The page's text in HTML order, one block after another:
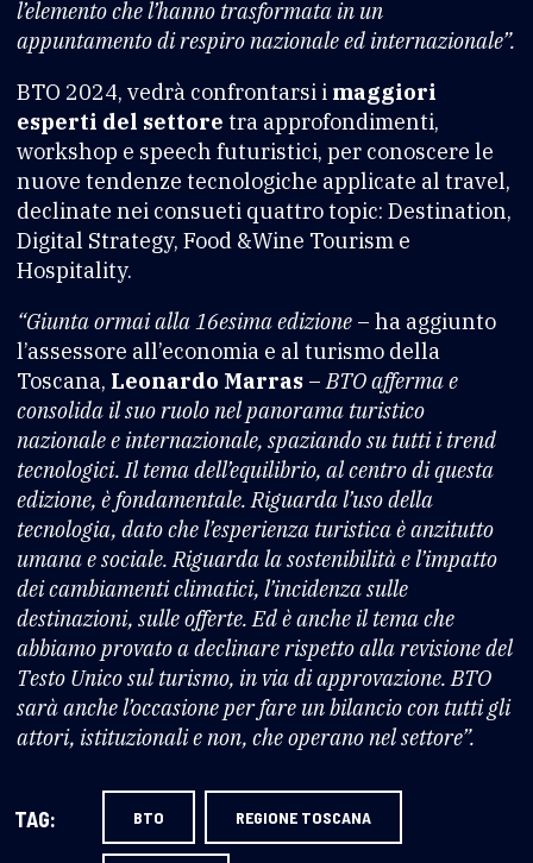
l’elemento che l’hanno trasformata in un
appuntamento di respiro nazionale ed internazionale”.
BTO 2024, vedrà confrontarsi i maggiori
esperti del settore tra approfondimenti,
workshop e speech futuristici, per conoscere le
nuove tendenze tecnologiche applicate al travel,
declinate nei consueti quattro topic: Destination,
Digital Strategy, Food &Wine Tourism e
Hospitality.
“Giunta ormai alla 16esima edizione – ha aggiunto
l’assessore all’economia e al turismo della
Toscana, Leonardo Marras –BTO afferma e
consolida il suo ruolo nel panorama turistico
nazionale e internazionale, spaziando su tutti i trend
tecnologici. Il tema dell’equilibrio, al centro di questa
edizione, è fondamentale. Riguarda l’uso della
tecnologia, dato che l’esperienza turistica è anzitutto
umana e sociale. Riguarda la sostenibilità e l’impatto
dei cambiamenti climatici, l’incidenza sulle
destinazioni, sulle offerte. Ed è anche il tema che
abbiamo provato a declinare rispetto alla revisione del
Testo Unico sul turismo, in via di approvazione. BTO
sarà anche l’occasione per fare un bilancio con tutti gli
attori, istituzionali e non, che operano nel settore”.
TAG: BTO REGIONE TOSCANA